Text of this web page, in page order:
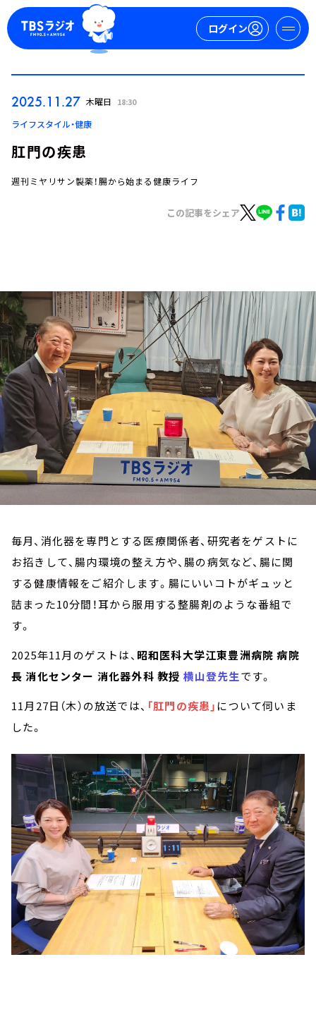
ログイン
ログイン
トピックス
TBS Podcast
お知らせ
イベント・グッズ
YouTube
会社情報
2025.11.27 木曜日 18:30
ライフスタイル・健康
肛門の疾患
週刊ミヤリサン製薬！腸から始まる健康ライフ
この記事をシェア
毎月、消化器を専門とする医療関係者、研究者をゲストに
お招きして、腸内環境の整え方や、腸の病気など、腸に関
する健康情報をご紹介します。腸にいいコトがギュッと
詰まった10分間！耳から服用する整腸剤のような番組で
す。
2025年11月のゲストは、 昭和医科大学江東豊洲病院 病院
長 消化センター 消化器外科 教授 横山登先生です。
11月27日（木）の放送では、 「肛門の疾患」 について伺いま
した。